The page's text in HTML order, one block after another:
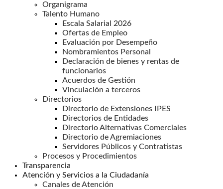
Organigrama
Talento Humano
Escala Salarial 2026
Ofertas de Empleo
Evaluación por Desempeño
Nombramientos Personal
Declaración de bienes y rentas de
funcionarios
Acuerdos de Gestión
Vinculación a terceros
Directorios
Directorio de Extensiones IPES
Directorios de Entidades
Directorio Alternativas Comerciales
Directorio de Agremiaciones
Servidores Públicos y Contratistas
Procesos y Procedimientos
Transparencia
Atención y Servicios a la Ciudadanía
Canales de Atención